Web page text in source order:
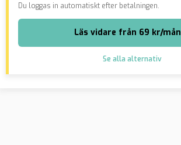
Du loggas in automatiskt efter betalningen.
Läs vidare från 69 kr/mån
Se alla alternativ